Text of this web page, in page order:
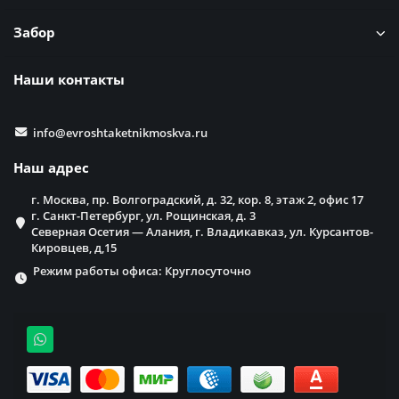
Забор
Наши контакты
info@evroshtaketnikmoskva.ru
Наш адрес
г. Москва, пр. Волгоградский, д. 32, кор. 8, этаж 2, офис 17
г. Санкт-Петербург, ул. Рощинская, д. 3
Северная Осетия — Алания, г. Владикавказ, ул. Курсантов-
Кировцев, д,15
Режим работы офиса: Круглосуточно